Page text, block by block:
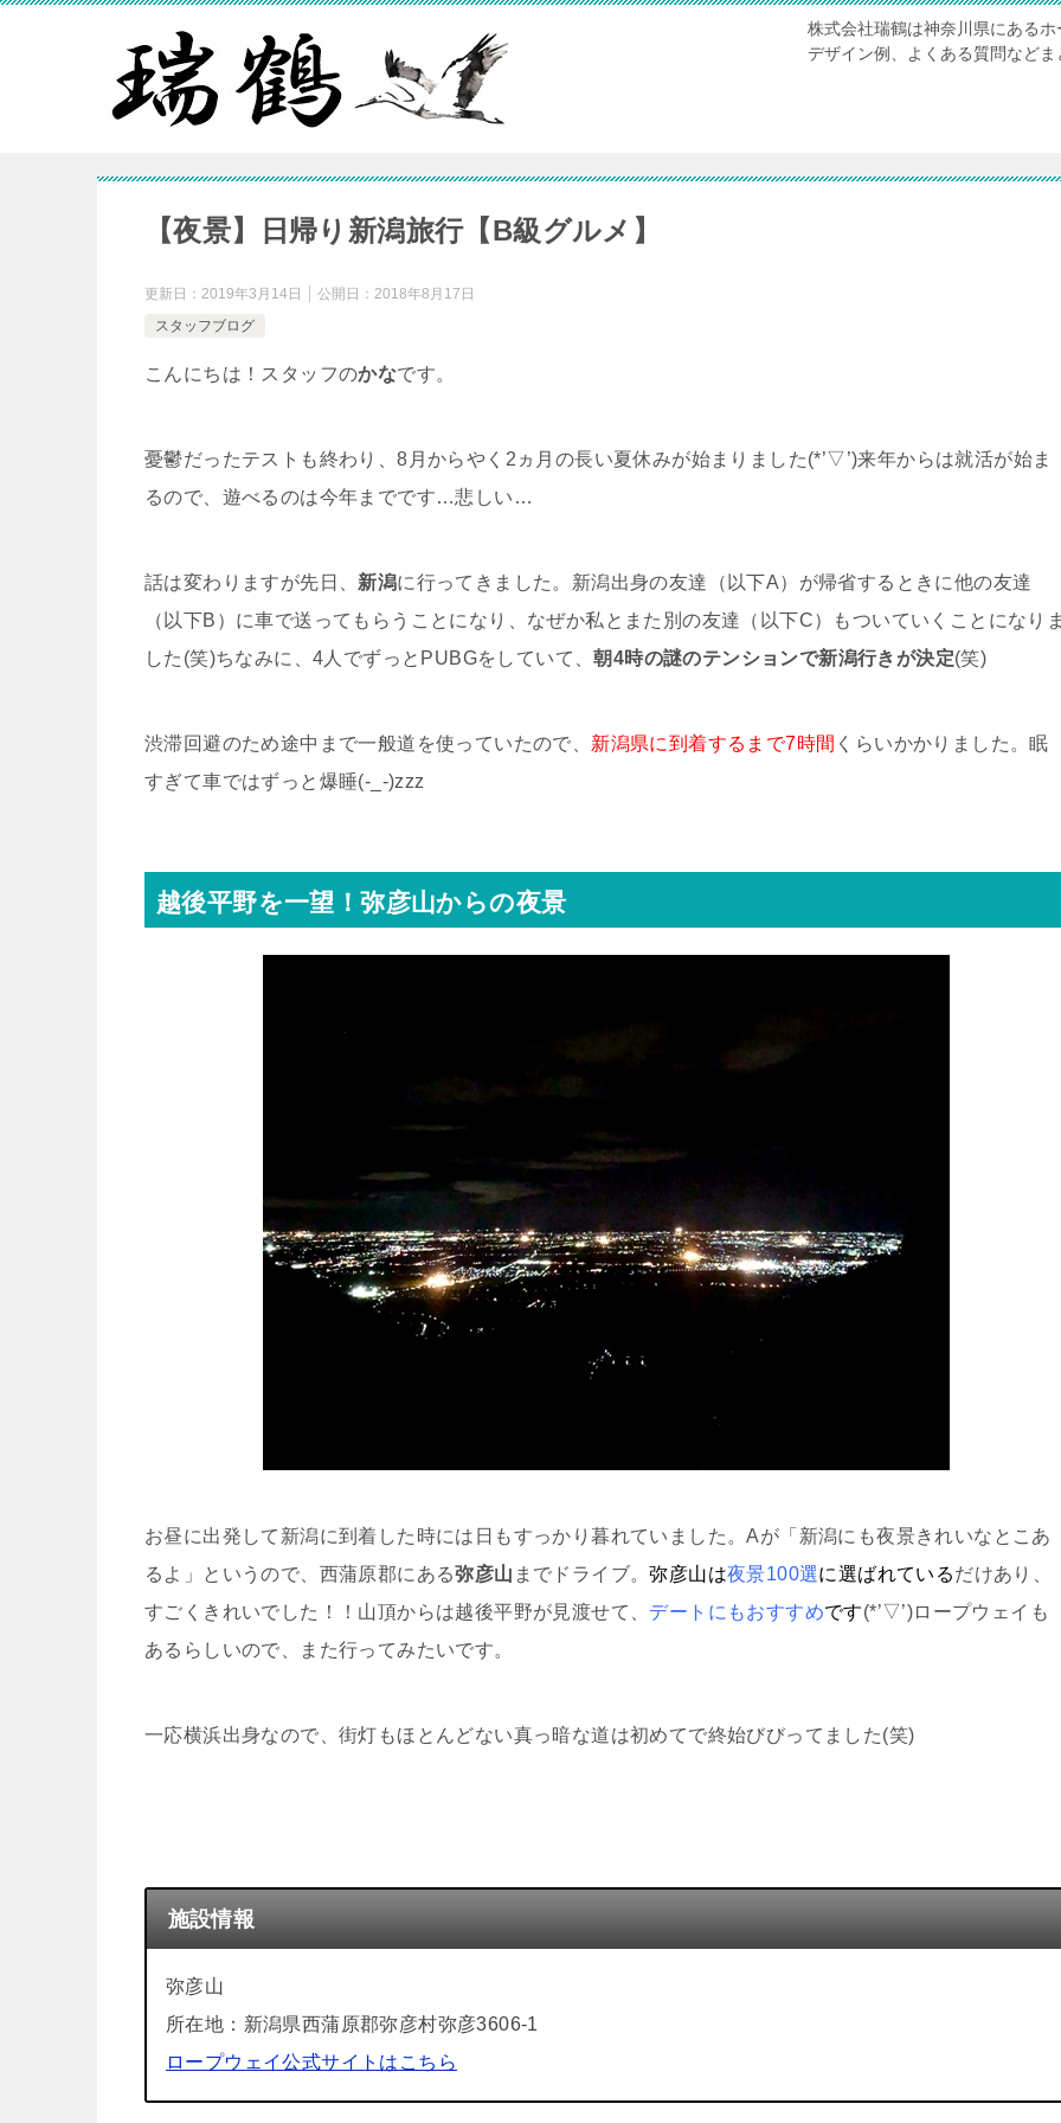
株式会社瑞鶴は神奈川県にある
デザイン例、よくある質問など
【夜景】日帰り新潟旅行【B級グルメ】
更新日： 2019年3月14日 公開日： 2018年8月17日
スタッフブログ
こんにちは！スタッフのかなです。
憂鬱だったテストも終わり、8月からやく2ヵ月の長い夏休みが始まりました(*’▽’)来年からは就活が始ま
るので、遊べるのは今年までです…悲しい…
話は変わりますが先日、 新潟に行ってきました。新潟出身の友達（以下A）が帰省するときに他の友達
（以下B）に車で送ってもらうことになり、なぜか私とまた別の友達（以下C）もついていくことになり
した(笑)ちなみに、4人でずっとPUBGをしていて、朝4時の謎のテンションで新潟行きが決定(笑)
渋滞回避のため途中まで一般道を使っていたので、 新潟県に到着するまで7時間 くらいかかりました。眠
すぎて車ではずっと爆睡(-_-)zzz
越後平野を一望！弥彦山からの夜景
お昼に出発して新潟に到着した時には日もすっかり暮れていました。Aが「新潟にも夜景きれいなとこあ
るよ」というので、西蒲原郡にある弥彦山 までドライブ。弥彦山は夜景100選に選ばれているだけあり、
すごくきれいでした！！山頂からは越後平野が見渡せて、 デートにもおすすめです(*’▽’)ロープウェイも
あるらしいので、また行ってみたいです。
一応横浜出身なので、街灯もほとんどない真っ暗な道は初めてで終始びびってました(笑)
施設情報
弥彦山
所在地：新潟県西蒲原郡弥彦村弥彦3606-1
ロープウェイ公式サイトはこちら